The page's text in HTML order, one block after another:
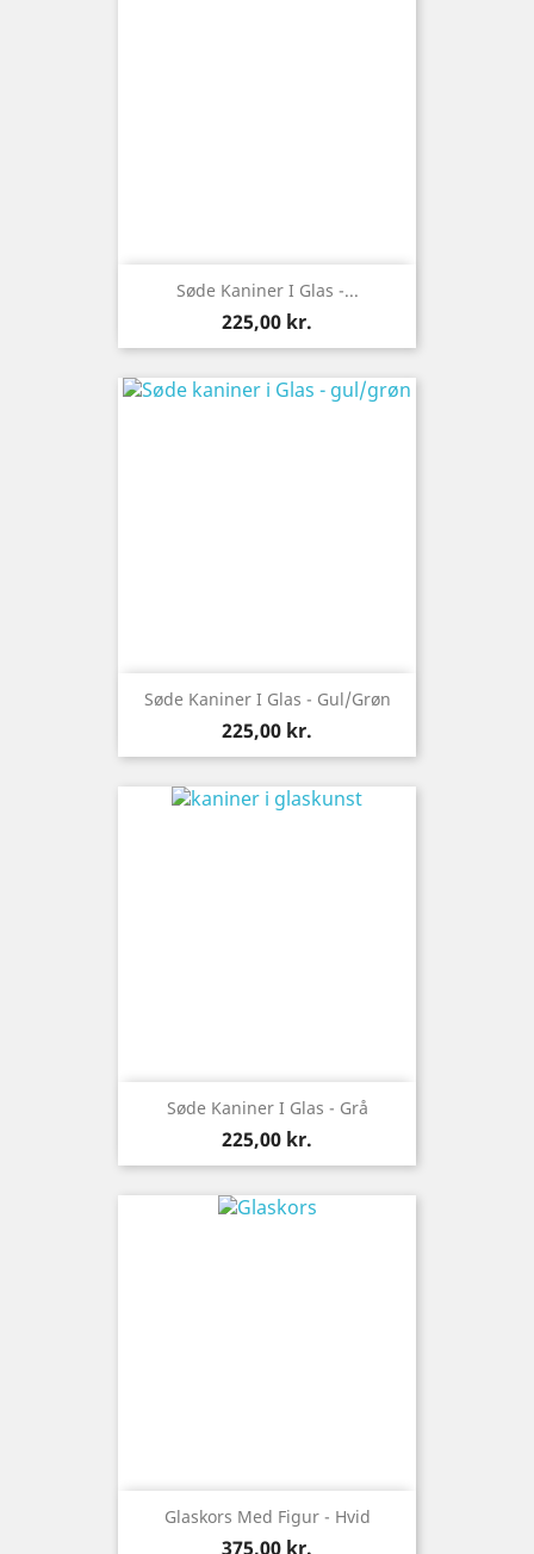
Søde Kaniner I Glas -...
Pris
225,00 kr.
Søde Kaniner I Glas - Gul/grøn
Pris
225,00 kr.
Søde Kaniner I Glas - Grå
Pris
225,00 kr.
Glaskors Med Figur - Hvid
Pris
375,00 kr.